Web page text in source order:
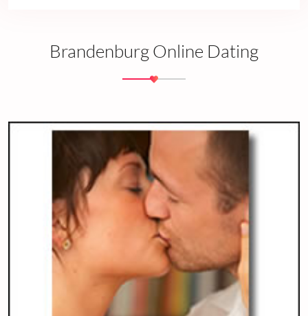
Brandenburg Online Dating